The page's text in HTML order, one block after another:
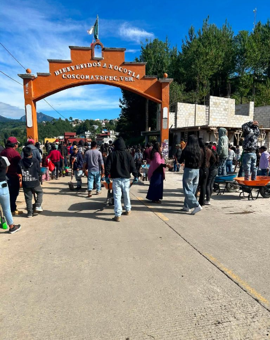
plenamente en su buena actuación siempre con apego a
la ley y viendo por el bien común del ciudadano.
RELATED TOPICS:
DESPUÉS
Podrían sancionar a Domino’s de Fortín
ANTES
Benefician con más de 1000 mdp a productores de caña,
café y granos